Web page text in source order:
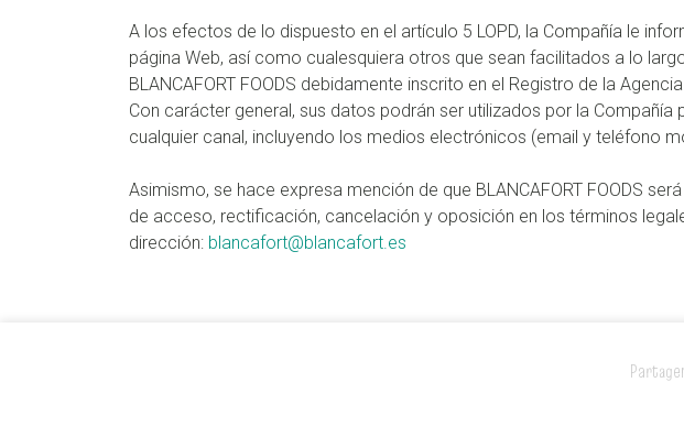
A los efectos de lo dispuesto en el artículo 5 LOPD, la Compañía le
página Web, así como cualesquiera otros que sean facilitados a lo
BLANCAFORT FOODS debidamente inscrito en el Registro de la
Con carácter general, sus datos podrán ser utilizados por la
cualquier canal, incluyendo los medios electrónicos (email y teléfono
Asimismo, se hace expresa mención de que BLANCAFORT FOODS
de acceso, rectificación, cancelación y oposición en los términos
dirección: blancafort@blancafort.es